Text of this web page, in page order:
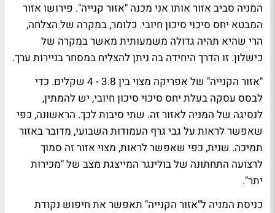
המניה סביב אזור אותו אני מכנה "אזור קנייה". פירושו אזור
המבטא יחס סיכוי סיכון חיובי. כלומר, במקרה של הצלחה,
הרי שהיא תהיה גדולה משמעותית מאשר במקרה של
כישלון. זו הדרך היחידה בה ניתן להצליח במסחר בניירות ערך.
"אזור הקנייה" של אפריקה מצוי בין 3.8 - 4 שקלים. כדי
לבסס עסקה בעלת יחס סיכוי סיכון חיובי, יש להמתין,
לנסיגה של המניה לאזור זה. שתי סיבות לכך. הראשונה, כפי
שאפשר לראות על גבי גרף העמודות השבועי, מדובר באזור
תמיכה. שנית, כפי שאפשר לראות, מצוי אזור זה סמוך
לרצועה התחתונה של בולינגר המייצגת מצב של "מכירות
יתר".
כניסת המניה ל"אזור הקנייה" תאפשר את חיפוש נקודת